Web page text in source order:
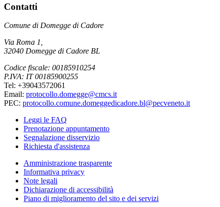
Contatti
Comune di Domegge di Cadore
Via Roma 1,
32040 Domegge di Cadore BL
Codice fiscale: 00185910254
P.IVA: IT 00185900255
Tel: +39043572061
Email: protocollo.domegge@cmcs.it
PEC: protocollo.comune.domeggedicadore.bl@pecveneto.it
Leggi le FAQ
Prenotazione appuntamento
Segnalazione disservizio
Richiesta d'assistenza
Amministrazione trasparente
Informativa privacy
Note legali
Dichiarazione di accessibilità
Piano di miglioramento del sito e dei servizi